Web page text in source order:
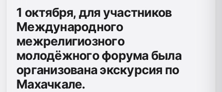
1 октября, для участников
Международного
межрелигиозного
молодёжного форума была
организована экскурсия по
Махачкале.